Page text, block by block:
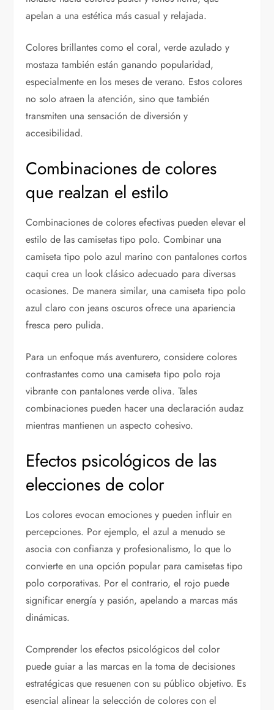
apelan a una estética más casual y relajada.
Colores brillantes como el coral, verde azulado y
mostaza también están ganando popularidad,
especialmente en los meses de verano. Estos colores
no solo atraen la atención, sino que también
transmiten una sensación de diversión y
accesibilidad.
Combinaciones de colores
que realzan el estilo
Combinaciones de colores efectivas pueden elevar el
estilo de las camisetas tipo polo. Combinar una
camiseta tipo polo azul marino con pantalones cortos
caqui crea un look clásico adecuado para diversas
ocasiones. De manera similar, una camiseta tipo polo
azul claro con jeans oscuros ofrece una apariencia
fresca pero pulida.
Para un enfoque más aventurero, considere colores
contrastantes como una camiseta tipo polo roja
vibrante con pantalones verde oliva. Tales
combinaciones pueden hacer una declaración audaz
mientras mantienen un aspecto cohesivo.
Efectos psicológicos de las
elecciones de color
Los colores evocan emociones y pueden influir en
percepciones. Por ejemplo, el azul a menudo se
asocia con confianza y profesionalismo, lo que lo
convierte en una opción popular para camisetas tipo
polo corporativas. Por el contrario, el rojo puede
significar energía y pasión, apelando a marcas más
dinámicas.
Comprender los efectos psicológicos del color
puede guiar a las marcas en la toma de decisiones
estratégicas que resuenen con su público objetivo. Es
esencial alinear la selección de colores con el